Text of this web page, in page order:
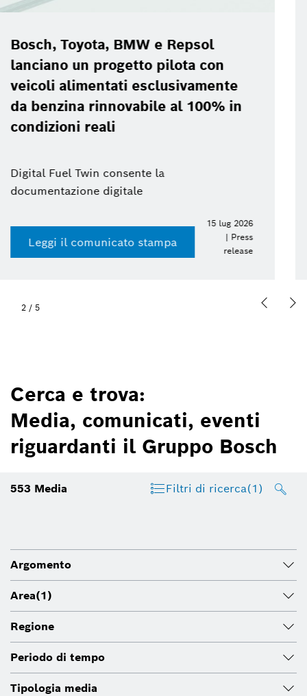
2026
Accedi al press kit
13 lug 2026 | Presskit
2 / 5
Cerca e trova:
Media, comunicati, eventi
riguardanti il Gruppo Bosch
553 Media Filtri di ricerca(1)
Argomento
Area(1)
Regione
Periodo di tempo
Tipologia media